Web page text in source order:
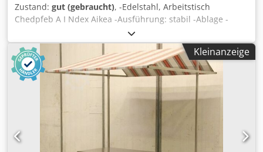
Zustand: gut (gebraucht), -Edelstahl, Arbeitstisch
Chedpfeb A I Ndex Aikea -Ausführung: stabil -Ablage -
doppelseitiger Tisch -Abmessungen 2000/1800/H810 mm -
Gewicht: 117 kg
Kleinanzeige